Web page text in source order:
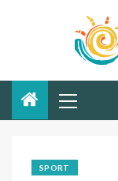
SPORT